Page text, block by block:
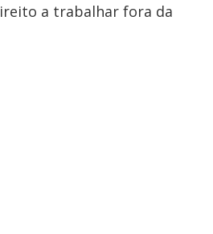
a trabalhar fora da